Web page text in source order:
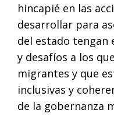
hincapié en las
desarrollar para
del estado tengan
y desafíos a los
migrantes y que
inclusivas y
de la gobernanza